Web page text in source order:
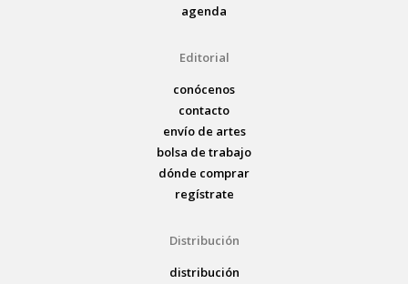
agenda
Editorial
conócenos
contacto
envío de artes
bolsa de trabajo
dónde comprar
regístrate
Distribución
distribución